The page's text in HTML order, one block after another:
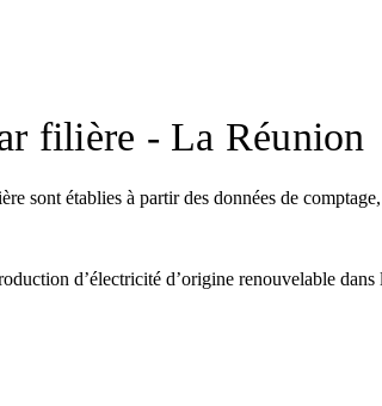
filière - La Réunion
sont établies à partir des données de
d’électricité d’origine renouvelable